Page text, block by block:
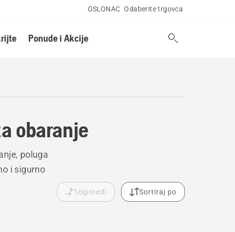
OSLONAC Odaberite trgovca
Ponude i Akcije
obaranje
poluga
i sigurno
Usporedi Sortiraj po